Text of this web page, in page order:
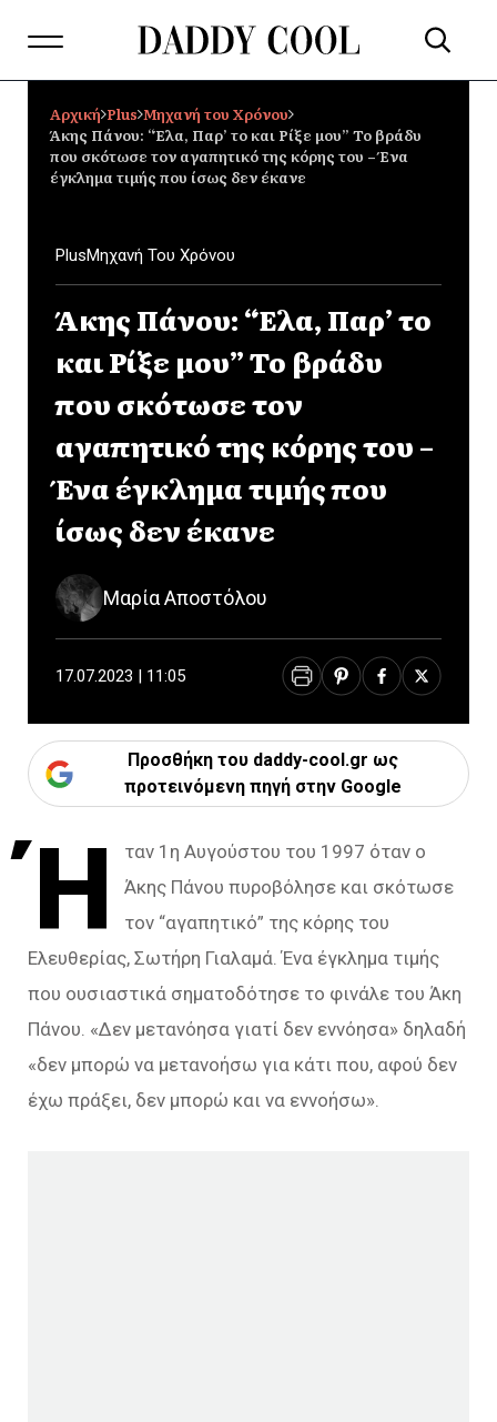
Αρχική Plus Μηχανή του Χρόνου
Άκης Πάνου: “Έλα, Παρ’ το και Ρίξε μου” Το βράδυ
που σκότωσε τον αγαπητικό της κόρης του – Ένα
έγκλημα τιμής που ίσως δεν έκανε
PlusΜηχανή Του Χρόνου
Άκης Πάνου: “Έλα, Παρ’ το
και Ρίξε μου” Το βράδυ
που σκότωσε τον
αγαπητικό της κόρης του –
Ένα έγκλημα τιμής που
ίσως δεν έκανε
Μαρία Αποστόλου
17.07.2023 | 11:05
Προσθήκη του daddy-cool.gr ως
προτεινόμενη πηγή στην Google
Ή
ταν 1η Αυγούστου του 1997 όταν ο
Άκης Πάνου πυροβόλησε και σκότωσε
τον “αγαπητικό” της κόρης του
Ελευθερίας, Σωτήρη Γιαλαμά. Ένα έγκλημα τιμής
που ουσιαστικά σηματοδότησε το φινάλε του Άκη
Πάνου. «Δεν μετανόησα γιατί δεν εννόησα» δηλαδή
«δεν μπορώ να μετανοήσω για κάτι που, αφού δεν
έχω πράξει, δεν μπορώ και να εννοήσω».